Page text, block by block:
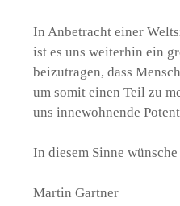
In Anbetracht einer
ist es uns weiterhin ein
beizutragen, dass
um somit einen Teil zu
uns innewohnende
In diesem Sinne
Martin Gartner